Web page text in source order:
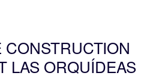
CONSTRUCTION
LAS ORQUÍDEAS